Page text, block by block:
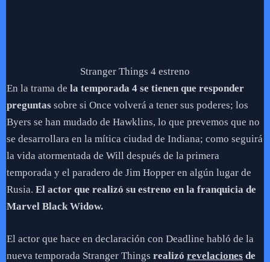
Stranger Things 4 estreno
En la trama de la temporada 4 se tienen que responder
preguntas sobre si Once volverá a tener sus poderes; los
Byers se han mudado de Hawklins, lo que prevemos que no
se desarrollara en la mítica ciudad de Indiana; como seguirá
la vida atormentada de Will después de la primera
temporada y el paradero de Jim Hopper en algún lugar de
Rusia. El actor que realizó su estreno en la franquicia de
Marvel Black Widow.
El actor que hace en declaración con Deadline habló de la
nueva temporada Stranger Things realizó revelaciones de